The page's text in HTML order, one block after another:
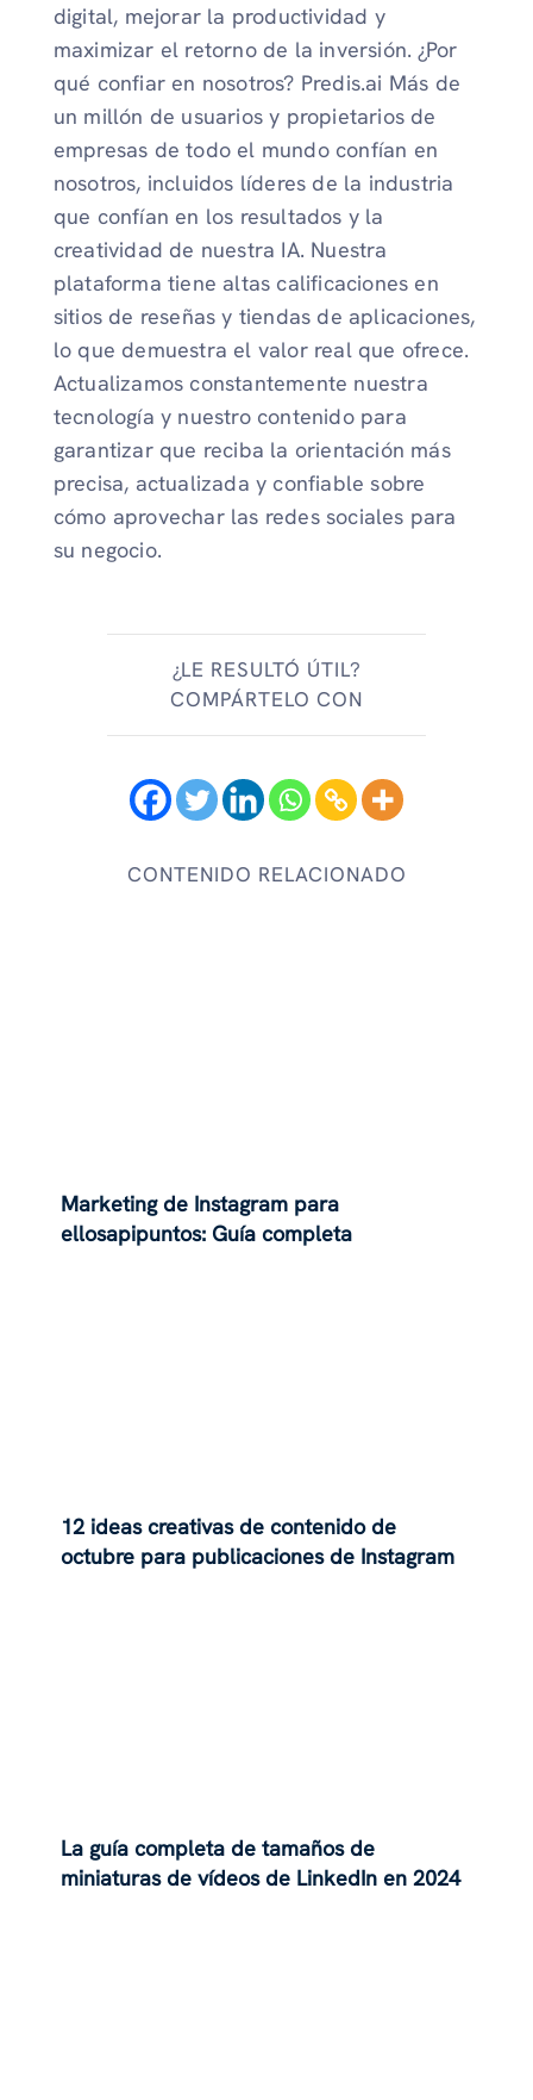
digital, mejorar la productividad y
maximizar el retorno de la inversión. ¿Por
qué confiar en nosotros? Predis.ai Más de
un millón de usuarios y propietarios de
empresas de todo el mundo confían en
nosotros, incluidos líderes de la industria
que confían en los resultados y la
creatividad de nuestra IA. Nuestra
plataforma tiene altas calificaciones en
sitios de reseñas y tiendas de aplicaciones,
lo que demuestra el valor real que ofrece.
Actualizamos constantemente nuestra
tecnología y nuestro contenido para
garantizar que reciba la orientación más
precisa, actualizada y confiable sobre
cómo aprovechar las redes sociales para
su negocio.
¿LE RESULTÓ ÚTIL?
COMPÁRTELO CON
CONTENIDO RELACIONADO
Marketing de Instagram para
ellosapipuntos: Guía completa
12 ideas creativas de contenido de
octubre para publicaciones de Instagram
La guía completa de tamaños de
miniaturas de vídeos de LinkedIn en 2024